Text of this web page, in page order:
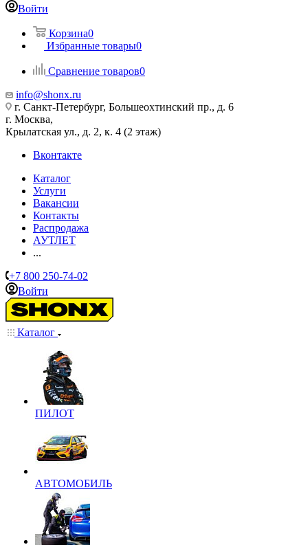
Войти
Корзина0
Избранные товары0
Сравнение товаров0
info@shonx.ru
г. Санкт-Петербург, Большеохтинский пр., д. 6
г. Москва,
Крылатская ул., д. 2, к. 4 (2 этаж)
Вконтакте
Каталог
Услуги
Вакансии
Контакты
Распродажа
АУТЛЕТ
...
+7 800 250-74-02
Войти
Каталог
ПИЛОТ
АВТОМОБИЛЬ